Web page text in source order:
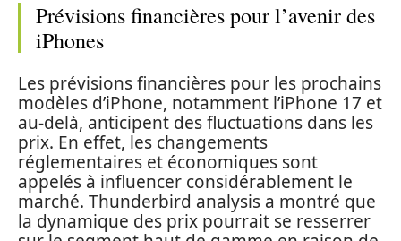
Prévisions financières pour l’avenir des
iPhones
Les prévisions financières pour les prochains
modèles d’iPhone, notamment l’iPhone 17 et
au-delà, anticipent des fluctuations dans les
prix. En effet, les changements
réglementaires et économiques sont
appelés à influencer considérablement le
marché. Thunderbird analysis a montré que
la dynamique des prix pourrait se resserrer